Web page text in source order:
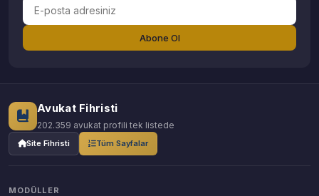
Abone Ol
Avukat Fihristi
202.359 avukat profili tek listede
Site Fihristi Tüm Sayfalar
MODÜLLER